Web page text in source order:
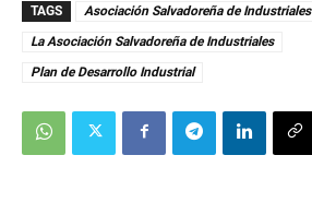
TAGS Asociación Salvadoreña de Industriales
La Asociación Salvadoreña de Industriales
Plan de Desarrollo Industrial